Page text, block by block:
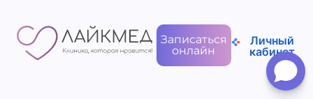
Записаться
онлайн
Личный
кабинет